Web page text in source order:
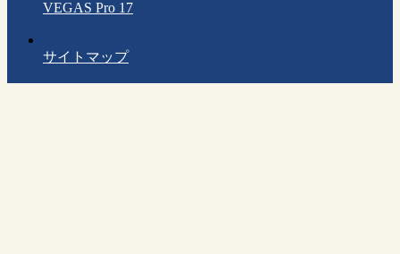
VEGAS Pro 17
サイトマップ